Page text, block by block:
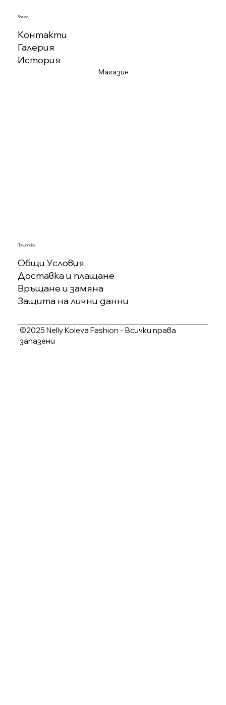
За нас
Контакти
Галерия
История
Магазин
Политика
Общи Условия
Доставка и плащане
Връщане и замяна
Защита на лични данни
©2025 Nelly Koleva Fashion - Всички права
запазени